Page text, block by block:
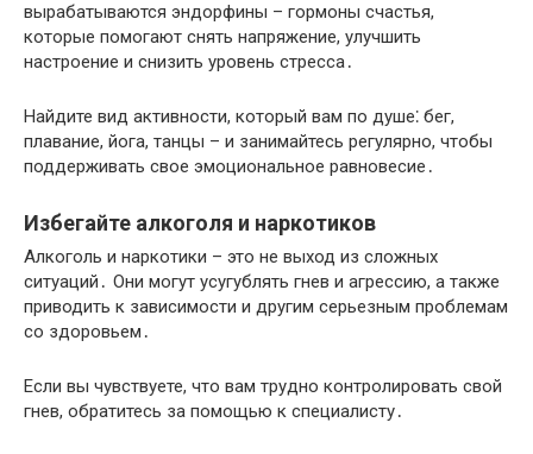
вырабатываются эндорфины – гормоны счастья,
которые помогают снять напряжение, улучшить
настроение и снизить уровень стресса․
Найдите вид активности, который вам по душе⁚ бег,
плавание, йога, танцы – и занимайтесь регулярно, чтобы
поддерживать свое эмоциональное равновесие․
Избегайте алкоголя и наркотиков
Алкоголь и наркотики – это не выход из сложных
ситуаций․ Они могут усугублять гнев и агрессию, а также
приводить к зависимости и другим серьезным проблемам
со здоровьем․
Если вы чувствуете, что вам трудно контролировать свой
гнев, обратитесь за помощью к специалисту․